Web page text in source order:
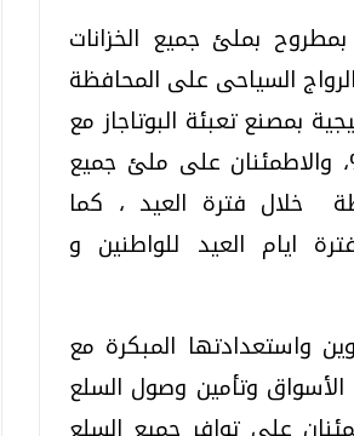
بملئ جميع الخزانات
السياحى على المحافظة
بمصنع تعبئة البوتاجاز مع
كافة انواع المواد البترولية خلال فترة الصيف بنسبة 20%، والاطمئنان على ملئ جميع
خلال فترة العيد ، كما
ايام العيد للواطنين و
واستعدادتها المبكرة مع
وتأمين وصول السلع